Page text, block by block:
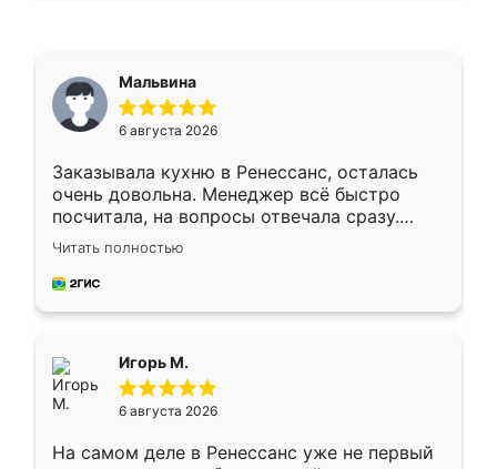
Мальвина
6 августа 2026
Заказывала кухню в Ренессанс, осталась
очень довольна. Менеджер всё быстро
посчитала, на вопросы отвечала сразу.
Замерщик приехал в субботу, подошёл к
делу со всей ответственностью. Собрали
за день, ребята работали аккуратно, даже
Читать полностью
Игорь М.
6 августа 2026
На самом деле в Ренессанс уже не первый